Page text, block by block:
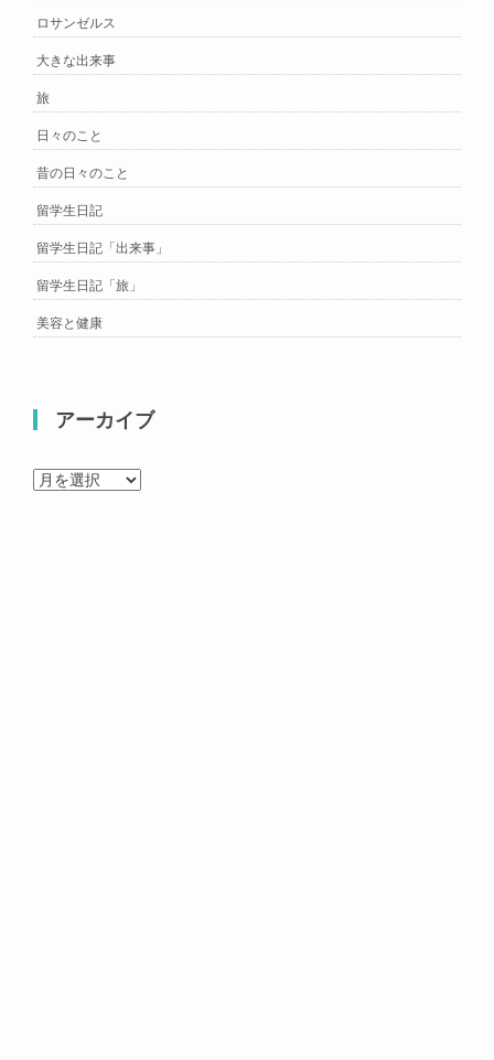
ロサンゼルス
大きな出来事
旅
日々のこと
昔の日々のこと
留学生日記
留学生日記「出来事」
留学生日記「旅」
美容と健康
アーカイブ
ア